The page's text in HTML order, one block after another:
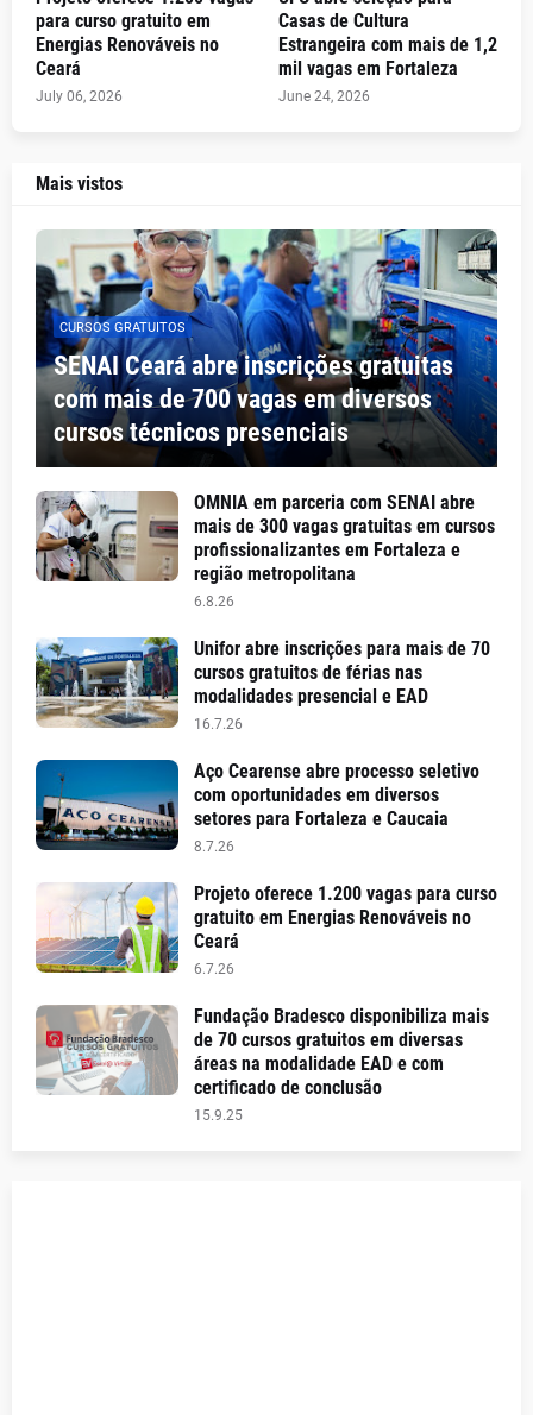
para curso gratuito em
Energias Renováveis no
Ceará
July 06, 2026
Casas de Cultura
Estrangeira com mais de 1,2
mil vagas em Fortaleza
June 24, 2026
Mais vistos
CURSOS GRATUITOS
SENAI Ceará abre inscrições gratuitas
com mais de 700 vagas em diversos
cursos técnicos presenciais
OMNIA em parceria com SENAI abre
mais de 300 vagas gratuitas em cursos
profissionalizantes em Fortaleza e
região metropolitana
6.8.26
Unifor abre inscrições para mais de 70
cursos gratuitos de férias nas
modalidades presencial e EAD
16.7.26
Aço Cearense abre processo seletivo
com oportunidades em diversos
setores para Fortaleza e Caucaia
8.7.26
Projeto oferece 1.200 vagas para curso
gratuito em Energias Renováveis no
Ceará
6.7.26
Fundação Bradesco disponibiliza mais
de 70 cursos gratuitos em diversas
áreas na modalidade EAD e com
certificado de conclusão
15.9.25